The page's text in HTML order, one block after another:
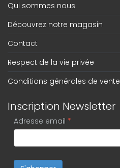
Qui sommes nous
Découvrez notre magasin
Contact
Respect de la vie privée
Conditions générales de vente
Inscription Newsletter
Adresse email *